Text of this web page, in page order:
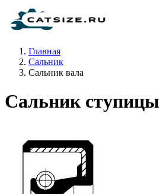
Главная
Сальник
Сальник вала
Сальник ступицы